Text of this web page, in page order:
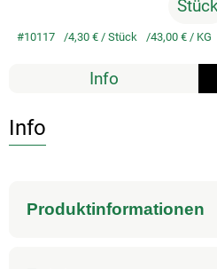
#10117 4,30 €/ Stück 43,00 €/ KG
Info
Info
Produktinformationen